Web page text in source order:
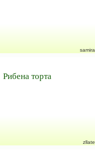
samira
Рибена торта
zllate